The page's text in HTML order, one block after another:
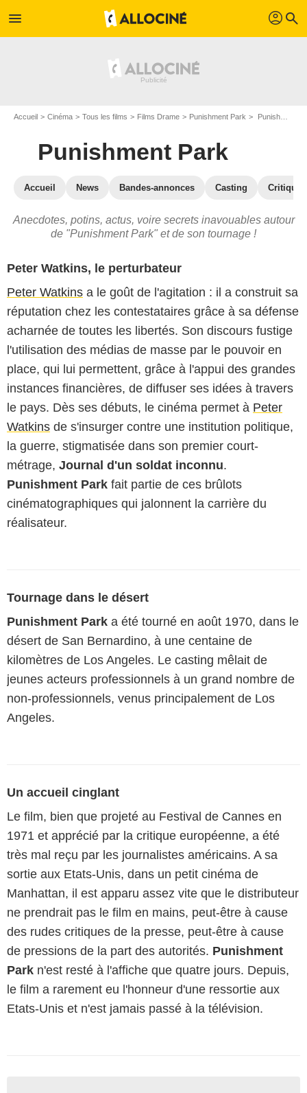
menu profil search
Accueil Cinéma Tous les films Films Drame Punishment Park Punishment Park : les secrets du tournage
Punishment Park
Accueil News Bandes-annonces Casting
Anecdotes, potins, actus, voire secrets inavouables autour
de "Punishment Park" et de son tournage !
Peter Watkins, le perturbateur
Peter Watkins a le goût de l'agitation : il a construit sa
réputation chez les contestataires grâce à sa défense
acharnée de toutes les libertés. Son discours fustige
l'utilisation des médias de masse par le pouvoir en
place, qui lui permettent, grâce à l'appui des grandes
instances financières, de diffuser ses idées à travers
le pays. Dès ses débuts, le cinéma permet à Peter
Watkins de s'insurger contre une institution politique,
la guerre, stigmatisée dans son premier court-
métrage, Journal d'un soldat inconnu.
Punishment Park fait partie de ces brûlots
cinématographiques qui jalonnent la carrière du
réalisateur.
Tournage dans le désert
Punishment Park a été tourné en août 1970, dans le
désert de San Bernardino, à une centaine de
kilomètres de Los Angeles. Le casting mêlait de
jeunes acteurs professionnels à un grand nombre de
non-professionnels, venus principalement de Los
Angeles.
Un accueil cinglant
Le film, bien que projeté au Festival de Cannes en
1971 et apprécié par la critique européenne, a été
très mal reçu par les journalistes américains. A sa
sortie aux Etats-Unis, dans un petit cinéma de
Manhattan, il est apparu assez vite que le distributeur
ne prendrait pas le film en mains, peut-être à cause
des rudes critiques de la presse, peut-être à cause
de pressions de la part des autorités. Punishment
Park n'est resté à l'affiche que quatre jours. Depuis,
le film a rarement eu l'honneur d'une ressortie aux
Etats-Unis et n'est jamais passé à la télévision.